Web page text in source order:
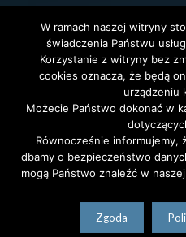
Deklaracja dostępności
© 2026 Wydział Nauk
Międzynarodowych.
Reserved. Projekt i realizacja
W ramach naszej witryny
świadczenia Państwu
Korzystanie z witryny bez
cookies oznacza, że będą
urządzeniu
Możecie Państwo dokonać w
Równocześnie informujemy,
dbamy o bezpieczeństwo
mogą Państwo znaleźć w
Zgoda